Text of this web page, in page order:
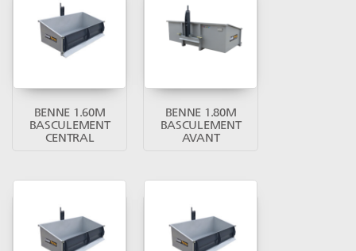
BENNE 1.60M
BASCULEMENT
CENTRAL
BENNE 1.80M
BASCULEMENT
AVANT